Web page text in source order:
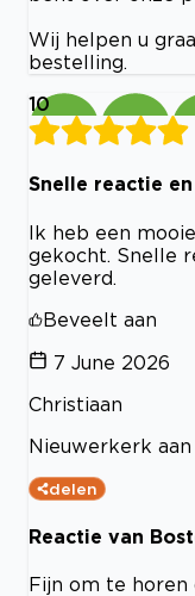
Wij helpen u
bestelling.
10
Snelle reactie
Ik heb een
gekocht. Snelle
geleverd.
Beveelt aan
7 June 2026
Christiaan
Nieuwerkerk aan
delen
Reactie van
Fijn om te